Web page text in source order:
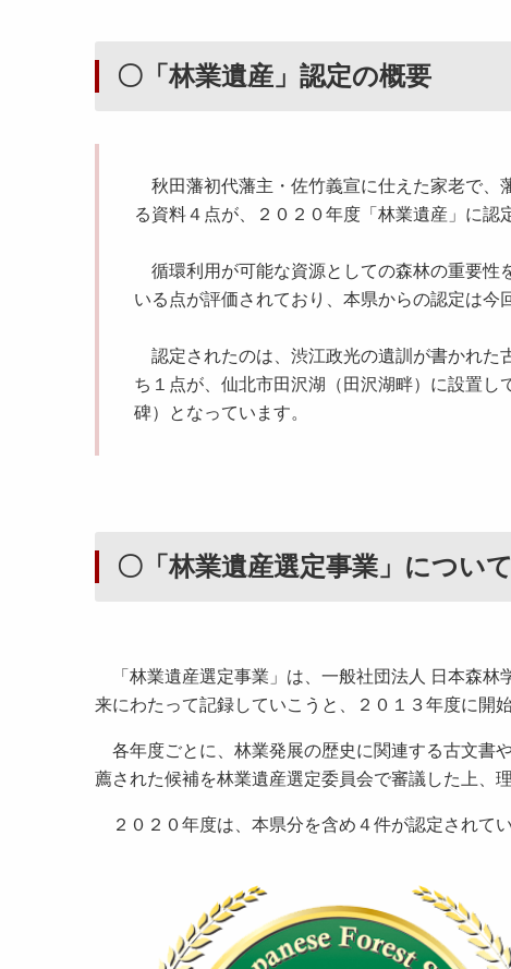
〇「林業遺産」認定の概要
秋田藩初代藩主・佐竹義宣に仕えた家老で、
る資料４点が、２０２０年度「林業遺産」に認
循環利用が可能な資源としての森林の重要性
いる点が評価されており、本県からの認定は今
認定されたのは、渋江政光の遺訓が書かれた
ち１点が、仙北市田沢湖（田沢湖畔）に設置
碑）となっています。
〇「林業遺産選定事業」について
「林業遺産選定事業」は、一般社団法人 日本森林
来にわたって記録していこうと、２０１３年度に開
各年度ごとに、林業発展の歴史に関連する古文書
薦された候補を林業遺産選定委員会で審議した上、
２０２０年度は、本県分を含め４件が認定されてい